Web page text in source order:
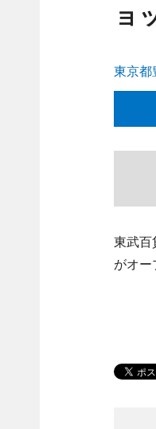
ョ
東京都
東武百
がオー